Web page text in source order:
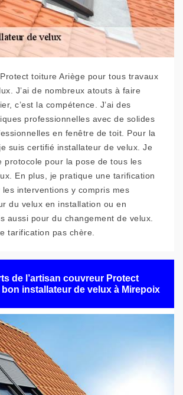
toiture Ariège pour tous travaux
J’ai de nombreux atouts à faire
c’est la compétence. J’ai des
professionnelles avec de solides
en fenêtre de toit. Pour la
suis certifié installateur de velux. Je
protocole pour la pose de tous les
En plus, je pratique une tarification
interventions y compris mes
du velux en installation ou en
aussi pour du changement de velux.
tarification pas chère.
de l’artisan couvreur Protect
installateur de velux à Mirepoix